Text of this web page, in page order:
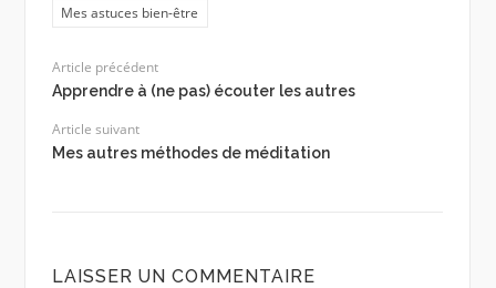
Mes astuces bien-être
Article précédent
Apprendre à (ne pas) écouter les autres
Article suivant
Mes autres méthodes de méditation
LAISSER UN COMMENTAIRE